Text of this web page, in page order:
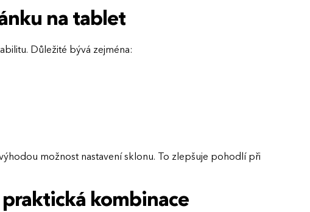
na tablet
Důležité bývá zejména:
možnost nastavení sklonu. To zlepšuje pohodlí při
kombinace